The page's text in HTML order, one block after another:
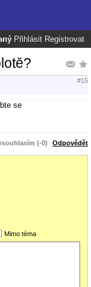
Přihlásit Registrovat
#15
se
(-0) Odpovědět
Mimo téma